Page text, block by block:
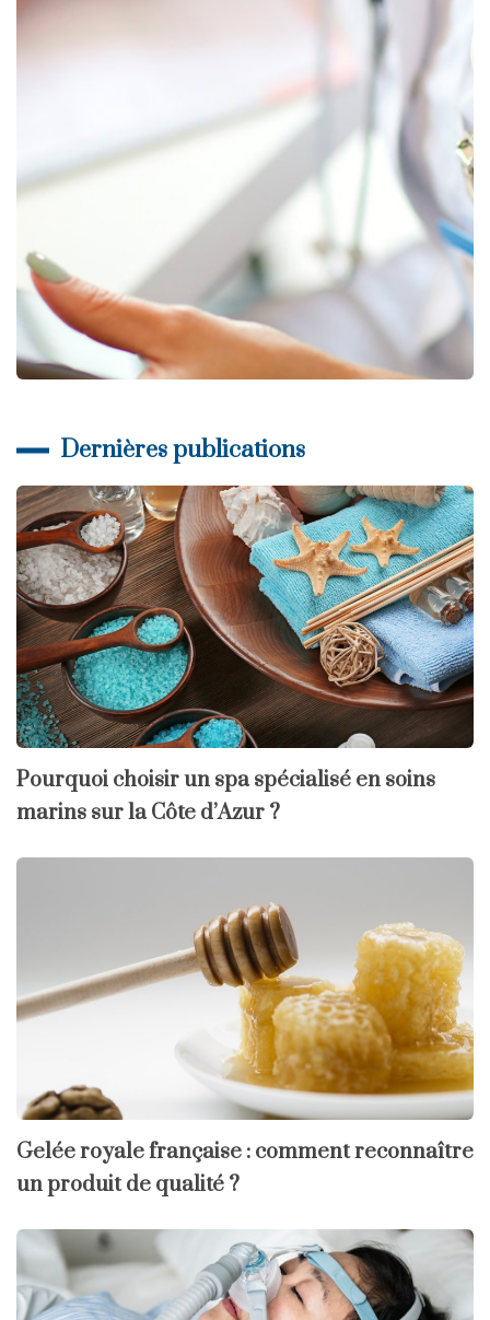
Dernières publications
Pourquoi choisir un spa spécialisé en soins
marins sur la Côte d’Azur ?
Gelée royale française : comment reconnaître
un produit de qualité ?